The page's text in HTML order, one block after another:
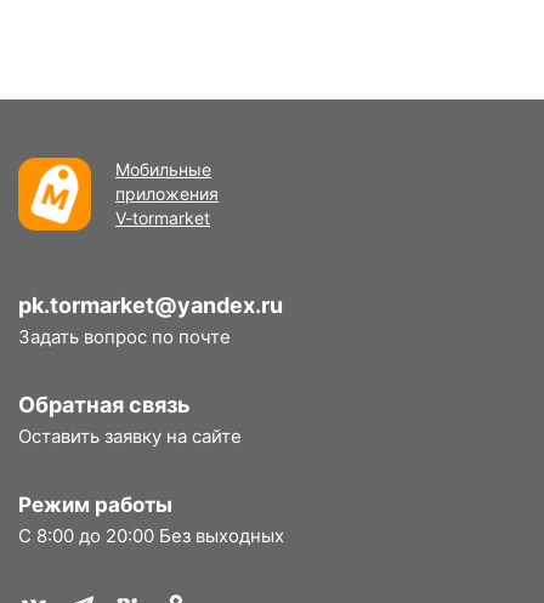
Мобильные
приложения
V-tormarket
pk.tormarket@yandex.ru
Задать вопрос по почте
Обратная связь
Оставить заявку на сайте
Режим работы
С 8:00 до 20:00 Без выходных